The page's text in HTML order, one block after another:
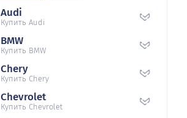
Audi
Купить Audi
BMW
Купить BMW
Chery
Купить Chery
Chevrolet
Купить Chevrolet